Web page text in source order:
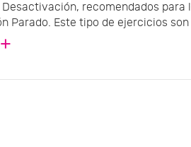
recomendados para
Parado. Este tipo de ejercicios
+